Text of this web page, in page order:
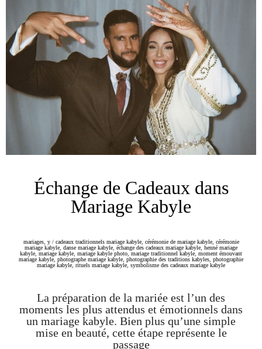
Échange de Cadeaux dans
Mariage Kabyle
mariages, y / cadeaux traditionnels mariage kabyle, cérémonie de mariage kabyle, cérémonie
mariage kabyle danse mariage kabyle échange des cadeaux mariage kabyle henné mariage
kabyle mariage kabyle mariage kabyle photo mariage traditionnel kabyle moment émouvant
mariage kabyle photographe mariage kabyle photographie des traditions kabyles photographie
mariage kabyle rituels mariage kabyle symbolisme des cadeaux mariage kabyle
La préparation de la mariée est l’un des
moments les plus attendus et émotionnels dans
un mariage kabyle. Bien plus qu’une simple
mise en beauté, cette étape représente le
passage